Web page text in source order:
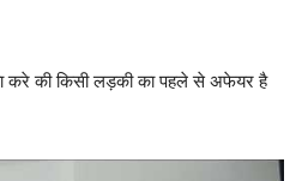
करे की किसी लड़की का पहले से अफेयर है